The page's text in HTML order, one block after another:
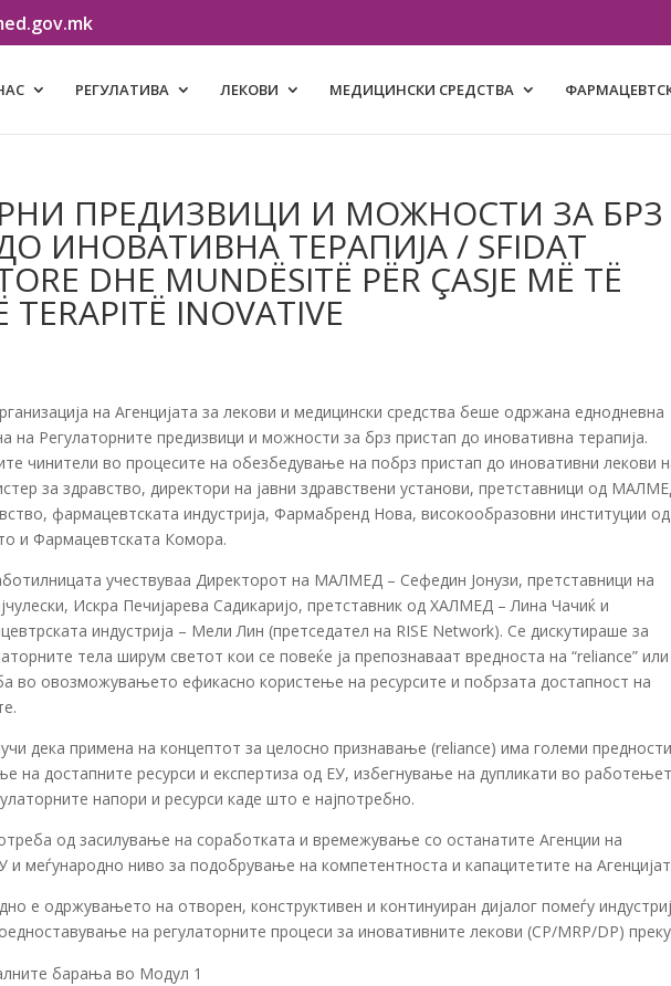
РЕГУЛАТИВА ЛЕКОВИ МЕДИЦИНСКИ СРЕДСТВА
ПРЕДИЗВИЦИ И МОЖНОСТИ ЗА БРЗ
ИНОВАТИВНА ТЕРАПИЈА / SFIDAT
DHE MUNDËSITË PËR ÇASJE MË TË
TERAPITË INOVATIVE
на Агенцијата за лекови и медицински средства беше одржана еднодневна
на Регулаторните предизвици и можности за брз пристап до иновативна терапија.
чинители во процесите на обезбедување на побрз пристап до иновативни лекови
за здравство, директори на јавни здравствени установи, претставници од
фармацевтската индустрија, Фармабренд Нова, високообразовни институции од
и Фармацевтската Комора.
учествуваа Директорот на МАЛМЕД – Сефедин Јонузи, претставници на
Искра Печијарева Садикаријо, претставник од ХАЛМЕД – Лина Чачиќ и
индустрија – Мели Лин (претседател на RISE Network). Се дискутираше за
тела ширум светот кои се повеќе ја препознаваат вредноста на “reliance” или
во овозможувањето ефикасно користење на ресурсите и побрзата достапност на
дека примена на концептот за целосно признавање (reliance) има големи
на достапните ресурси и експертиза од ЕУ, избегнување на дупликати во
напори и ресурси каде што е најпотребно.
од засилување на соработката и времежување со останатите Агенции на
и меѓународно ниво за подобрување на компетентноста и капацитетите на
е одржувањето на отворен, конструктивен и континуиран дијалог помеѓу
на регулаторните процеси за иновативните лекови (CP/MRP/DP)
барања во Модул 1